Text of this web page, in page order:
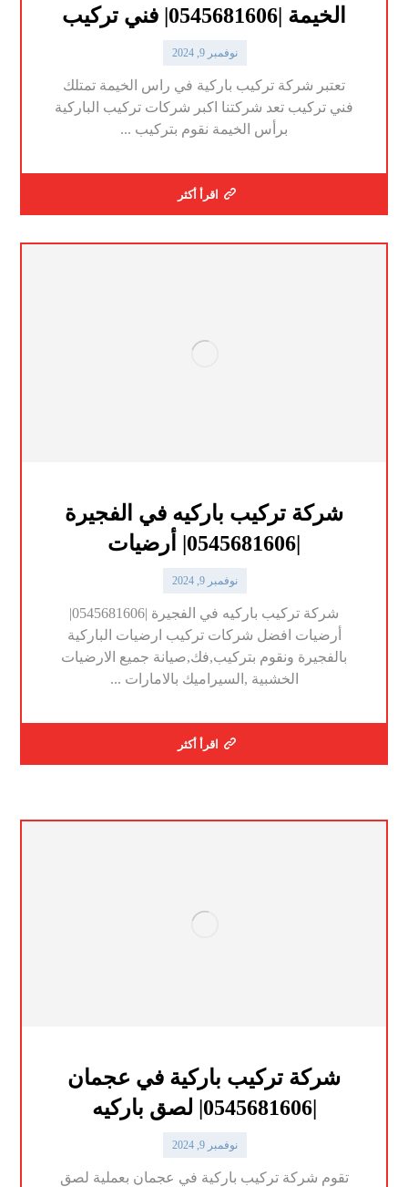
الخيمة |0545681606| فني تركيب
نوفمبر 9, 2024
تعتبر شركة تركيب باركية في راس الخيمة تمتلك
فني تركيب تعد شركتنا اكبر شركات تركيب الباركية
برأس الخيمة نقوم بتركيب ...
اقرأ أكثر
شركة تركيب باركيه في الفجيرة
|0545681606| أرضيات
نوفمبر 9, 2024
شركة تركيب باركيه في الفجيرة |0545681606|
أرضيات افضل شركات تركيب ارضيات الباركية
بالفجيرة ونقوم بتركيب,فك,صيانة جميع الارضيات
الخشبية ,السيراميك بالامارات ...
اقرأ أكثر
شركة تركيب باركية في عجمان
|0545681606| لصق باركيه
نوفمبر 9, 2024
تقوم شركة تركيب باركية في عجمان بعملية لصق